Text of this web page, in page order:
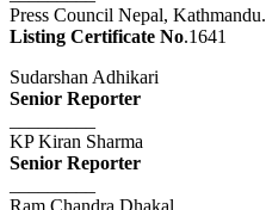
Press Council Nepal, Kathmandu.
Listing Certificate No.1641
Sudarshan Adhikari
Senior Reporter
KP Kiran Sharma
Senior Reporter
Ram Chandra Dhakal